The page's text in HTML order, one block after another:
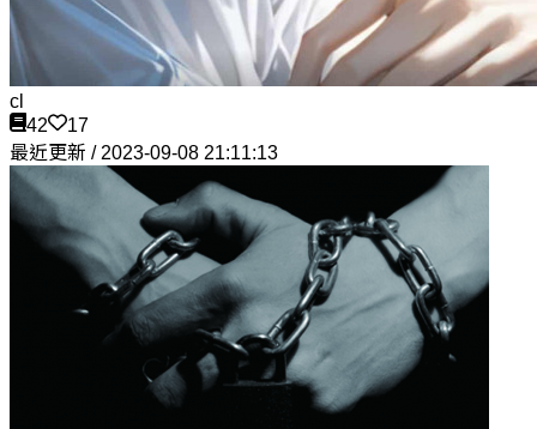
cl
42
17
最近更新 / 2023-09-08 21:11:13